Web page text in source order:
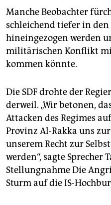
Manche Beobachter
schleichend tiefer in
hineingezogen werden
militärischen Konflikt
kommen könnte.
Die SDF drohte der
derweil. „Wir betonen,
Attacken des Regimes
Provinz Al-Rakka uns
unserem Recht zur
werden“, sagte Sprecher
Stellungnahme Die
Sturm auf die IS-